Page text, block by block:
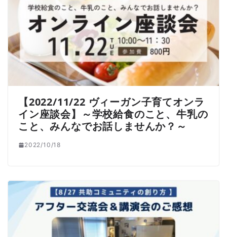
【2022/11/22 ヴィーガン子育てオンラ
イン座談会】～学校給食のこと、牛乳の
こと、みんなでお話しませんか？～
2022/10/18